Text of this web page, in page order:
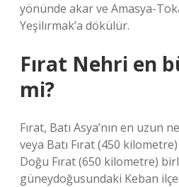
yönünde akar ve Amasya-
Yeşilırmak’a dökülür.
Fırat Nehri en
mi?
Fırat, Batı Asya’nın en uzun
veya Batı Fırat (450
Doğu Fırat (650 kilometre)
güneydoğusundaki Keban